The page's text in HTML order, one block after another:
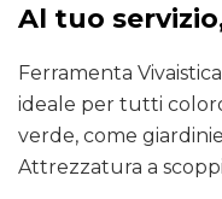
Al tuo
Ferramenta
ideale per tutti
verde, come
Attrezzatura a